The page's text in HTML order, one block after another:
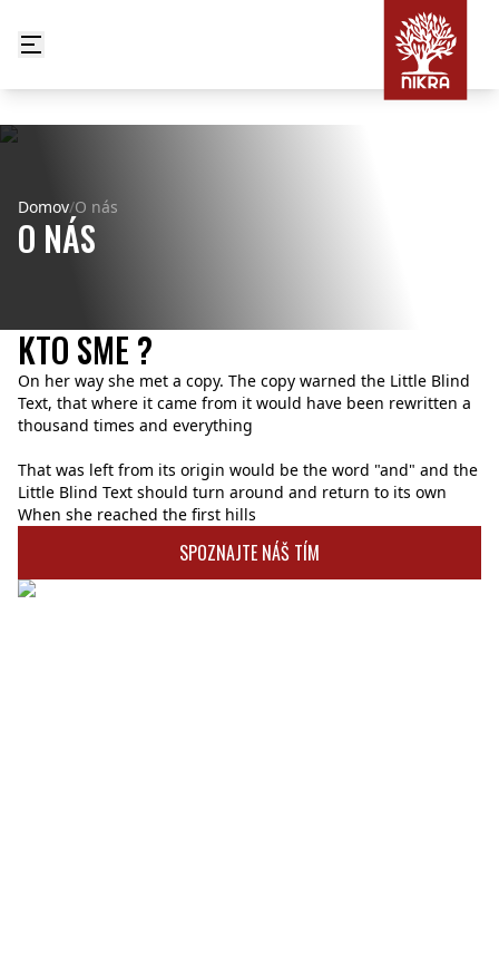
Domov/O nás
O NÁS
KTO SME ?
On her way she met a copy. The copy warned the Little Blind
Text, that where it came from it would have been rewritten a
thousand times and everything
That was left from its origin would be the word "and" and the
Little Blind Text should turn around and return to its own
When she reached the first hills
SPOZNAJTE NÁŠ TÍM